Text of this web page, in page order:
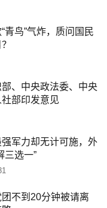
青鸟”气炸，质问国民
、中央政法委、中央
部印发意见
军力却无计可施，外
三选一”
不到20分钟被请离